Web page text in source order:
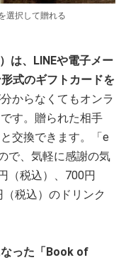
選択して贈れる
は、LINEや電子メー
式のギフトカードを
からなくてもオンラ
す。贈られた相手
交換できます。
「e
で、気軽に感謝の気
（税込）、700円
（税込）のドリンク
なった「Book of